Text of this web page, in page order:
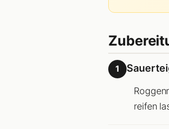
1
reifen